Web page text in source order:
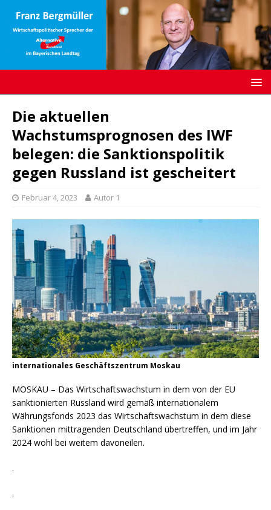
Die aktuellen
Wachstumsprognosen des IWF
belegen: die Sanktionspolitik
gegen Russland ist gescheitert
Februar 4, 2023 Autor 1
internationales Geschäftszentrum Moskau
MOSKAU – Das Wirtschaftswachstum in dem von der EU
sanktionierten Russland wird gemäß internationalem
Währungsfonds 2023 das Wirtschaftswachstum in dem diese
Sanktionen mittragenden Deutschland übertreffen, und im Jahr
2024 wohl bei weitem davoneilen.
.
.